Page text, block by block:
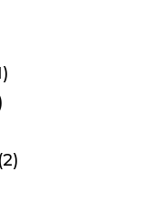
(2)